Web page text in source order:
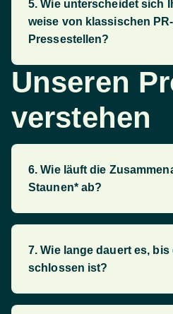
5. Wie unter­schei­det sich
weise von klassi­schen
Presse­stellen?
Unseren
verstehen
6. Wie läuft die
Staunen* ab?
7. Wie lange dauert es,
schlossen ist?